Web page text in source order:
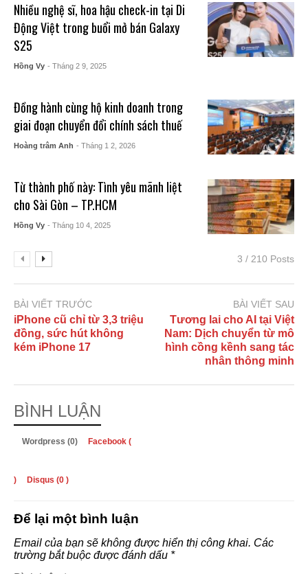
Nhiều nghệ sĩ, hoa hậu check-in tại Di
Động Việt trong buổi mở bán Galaxy
S25
Hồng Vy - Tháng 2 9, 2025
Đồng hành cùng hộ kinh doanh trong
giai đoạn chuyển đổi chính sách thuế
Hoàng trâm Anh - Tháng 1 2, 2026
Từ thành phố này: Tình yêu mãnh liệt
cho Sài Gòn – TP.HCM
Hồng Vy - Tháng 10 4, 2025
3 / 210 Posts
BÀI VIẾT TRƯỚC
iPhone cũ chỉ từ 3,3 triệu
đồng, sức hút không
kém iPhone 17
BÀI VIẾT SAU
Tương lai cho AI tại Việt
Nam: Dịch chuyển từ mô
hình cồng kềnh sang tác
nhân thông minh
BÌNH LUẬN
Wordpress (0) Facebook (
) Disqus (0 )
Để lại một bình luận
Email của bạn sẽ không được hiển thị công khai. Các
trường bắt buộc được đánh dấu *